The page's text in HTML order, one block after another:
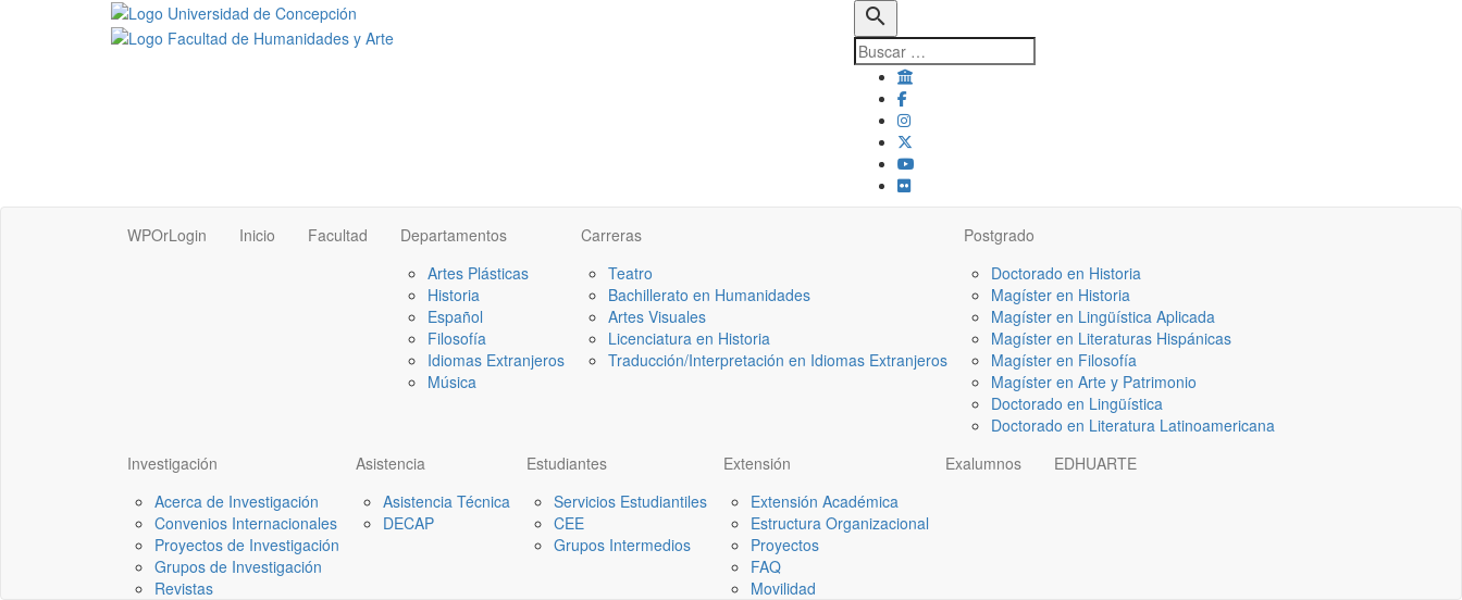
search
WPOrLogin Inicio Facultad
Departamentos
Artes Plásticas
Historia
Español
Filosofía
Idiomas Extranjeros
Música
Carreras
Teatro
Bachillerato en Humanidades
Artes Visuales
Licenciatura en Historia
Traducción/Interpretación en Idiomas Extranjeros
Postgrado
Doctorado en Historia
Magíster en Historia
Magíster en Lingüística Aplicada
Magíster en Literaturas Hispánicas
Magíster en Filosofía
Magíster en Arte y Patrimonio
Doctorado en Lingüística
Doctorado en Literatura Latinoamericana
Investigación
Acerca de Investigación
Convenios Internacionales
Proyectos de Investigación
Grupos de Investigación
Revistas
Asistencia
Asistencia Técnica
DECAP
Estudiantes
Servicios Estudiantiles
CEE
Grupos Intermedios
Extensión
Extensión Académica
Estructura Organizacional
Proyectos
FAQ
Movilidad
Exalumnos EDHUARTE